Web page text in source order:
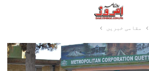
مقامی خبریں